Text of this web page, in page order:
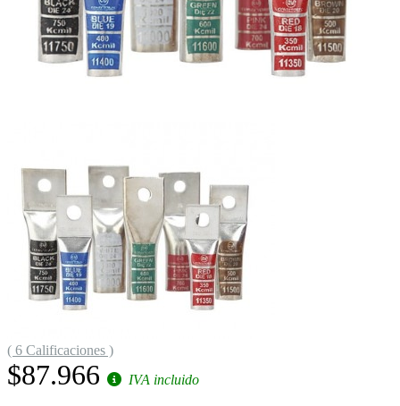
( 6 Calificaciones )
$87.966 IVA incluido